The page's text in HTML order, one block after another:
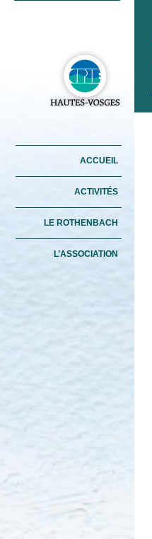
ALLER AU CONTENU
PRINCIPAL
ALLER AU CONTENU
SECONDAIRE
ACCUEIL
ACTIVITÉS
LE ROTHENBACH
L’ASSOCIATION